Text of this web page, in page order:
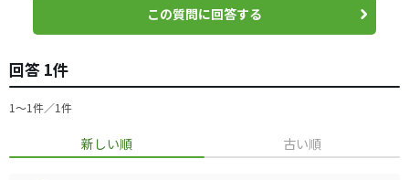
この質問に回答する
回答 1件
1〜1件／1件
新しい順 古い順